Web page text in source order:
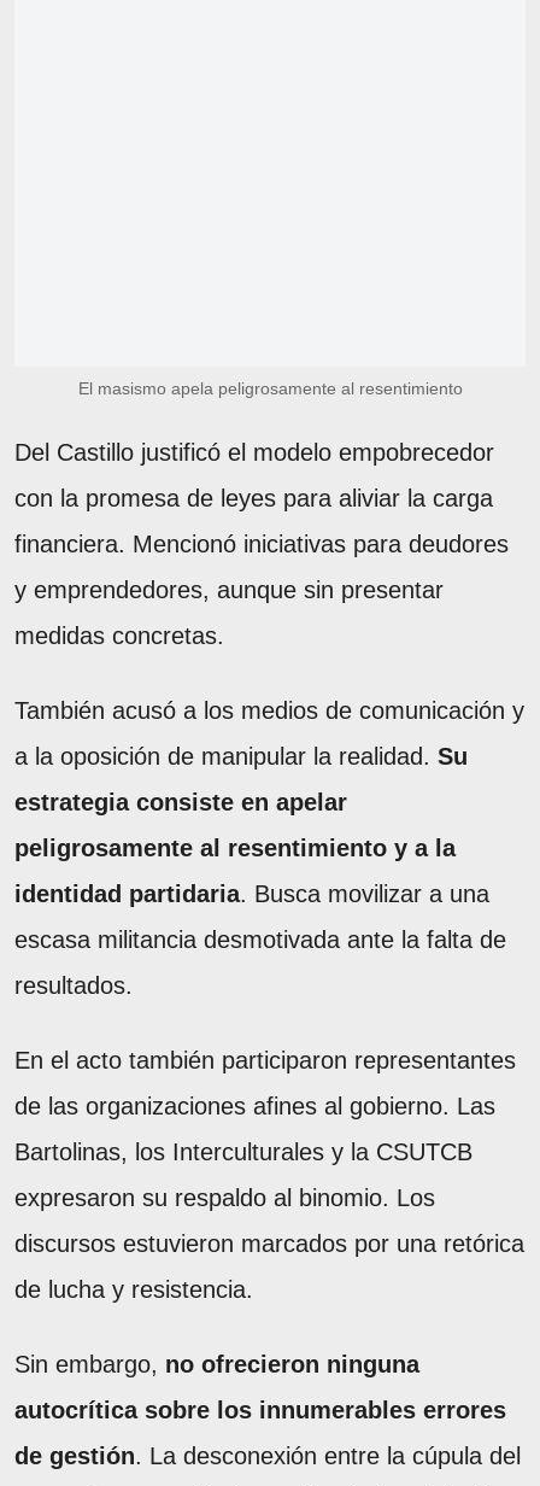
El masismo apela peligrosamente al resentimiento
Del Castillo justificó el modelo empobrecedor
con la promesa de leyes para aliviar la carga
financiera. Mencionó iniciativas para deudores
y emprendedores, aunque sin presentar
medidas concretas.
También acusó a los medios de comunicación y
a la oposición de manipular la realidad. Su
estrategia consiste en apelar
peligrosamente al resentimiento y a la
identidad partidaria. Busca movilizar a una
escasa militancia desmotivada ante la falta de
resultados.
En el acto también participaron representantes
de las organizaciones afines al gobierno. Las
Bartolinas, los Interculturales y la CSUTCB
expresaron su respaldo al binomio. Los
discursos estuvieron marcados por una retórica
de lucha y resistencia.
Sin embargo, no ofrecieron ninguna
autocrítica sobre los innumerables errores
de gestión. La desconexión entre la cúpula del